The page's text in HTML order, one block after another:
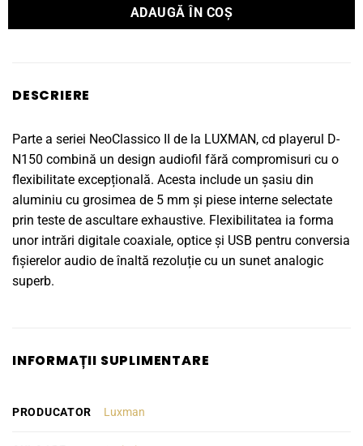
ADAUGĂ ÎN COȘ
DESCRIERE
Parte a seriei NeoClassico II de la LUXMAN, cd playerul D-
N150 combină un design audiofil fără compromisuri cu o
flexibilitate excepțională. Acesta include un șasiu din
aluminiu cu grosimea de 5 mm și piese interne selectate
prin teste de ascultare exhaustive. Flexibilitatea ia forma
unor intrări digitale coaxiale, optice și USB pentru conversia
fișierelor audio de înaltă rezoluție cu un sunet analogic
superb.
INFORMAȚII SUPLIMENTARE
PRODUCATOR Luxman